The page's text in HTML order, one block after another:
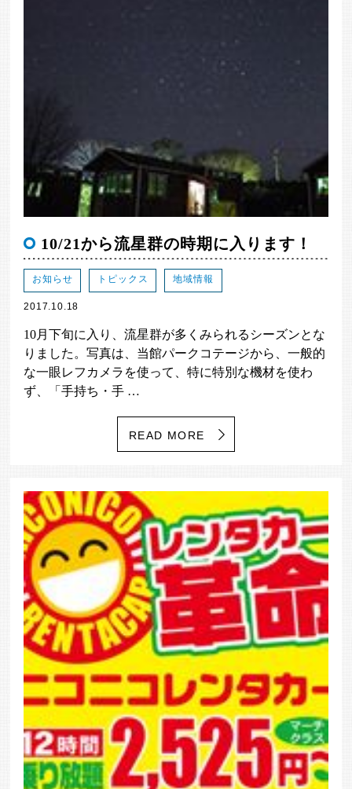
10/21から流星群の時期に入ります！
お知らせ トピックス 地域情報
2017.10.18
10月下旬に入り、流星群が多くみられるシーズンとな
りました。写真は、当館パークコテージから、一般的
な一眼レフカメラを使って、特に特別な機材を使わ
ず、「手持ち・手 …
READ MORE